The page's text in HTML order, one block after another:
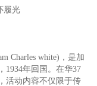
履光
Charles white)，是加
1934年回国。在华37
活动内容不仅限于传